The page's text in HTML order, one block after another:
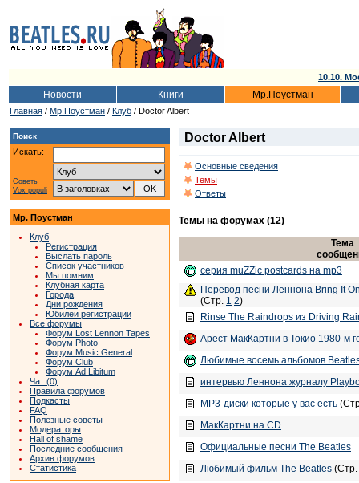
10.10.
Новости Книги Мр.Поустман
Главная / Мр.Поустман / Клуб / Doctor Albert
Поиск
Искать:
Советы
Vox populi
Мр. Поустман
Клуб
Регистрация
Выслать пароль
Список участников
Мы помним
Клубная карта
Города
Дни рождения
Юбилеи регистрации
Все форумы
Форум Lost Lennon Tapes
Форум Photo
Форум Music General
Форум Club
Форум Ad Libitum
Чат (0)
Правила форумов
Подкасты
FAQ
Полезные советы
Модераторы
Hall of shame
Последние сообщения
Архив форумов
Статистика
Doctor Albert
Основные сведения
Темы
Ответы
Темы на форумах (12)
Тема
серия muZZic postcards на mp3
Перевод песни Леннона Bring It
(Стр. 1 2)
Rinse The Raindrops из Driving
Арест МакКартни в Токио 1980-м
Любимые восемь альбомов
интервью Леннона журналу
MP3-диски которые у вас есть
МакКартни на CD
Официальные песни The Beatles
Любимый фильм The Beatles (Стр.